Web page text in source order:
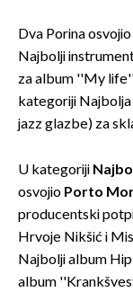
Dva Porina osvojio
Najbolji
za album ''My
kategoriji
jazz glazbe) za
U kategoriji
osvojio Porto
producentski
Hrvoje Nikšić i
Najbolji album
album